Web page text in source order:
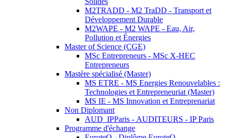
M2TRADD - M2 TraDD - Transport et
Développement Durable
M2WAPE - M2 WAPE - Eau, Air,
Pollution et Énergies
Master of Science (CGE)
MSc Entrepreneurs - MSc X-HEC
Entrepreneurs
Mastère spécialisé (Master)
MS ETRE - MS Energies Renouvelables :
Technologies et Entrepreneuriat (Master)
MS IE - MS Innovation et Entreprenariat
Non Diplomant
AUD_IPParis - AUDITEURS - IP Paris
Programme d'échange